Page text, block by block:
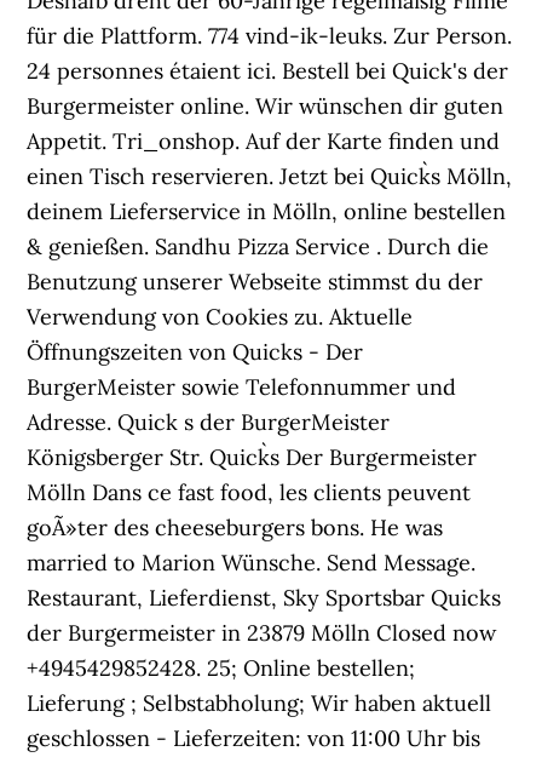
für die Plattform. 774 vind-ik-leuks. Zur Person.
24 personnes étaient ici. Bestell bei Quick's der
Burgermeister online. Wir wünschen dir guten
Appetit. Tri_onshop. Auf der Karte finden und
einen Tisch reservieren. Jetzt bei Quick`s Mölln,
deinem Lieferservice in Mölln, online bestellen
& genießen. Sandhu Pizza Service . Durch die
Benutzung unserer Webseite stimmst du der
Verwendung von Cookies zu. Aktuelle
Öffnungszeiten von Quicks - Der
BurgerMeister sowie Telefonnummer und
Adresse. Quick s der BurgerMeister
Königsberger Str. Quick`s Der Burgermeister
Mölln Dans ce fast food, les clients peuvent
goÃ»ter des cheeseburgers bons. He was
married to Marion Wünsche. Send Message.
Restaurant, Lieferdienst, Sky Sportsbar Quicks
der Burgermeister in 23879 Mölln Closed now
+4945429852428. 25; Online bestellen;
Lieferung ; Selbstabholung; Wir haben aktuell
geschlossen - Lieferzeiten: von 11:00 Uhr bis